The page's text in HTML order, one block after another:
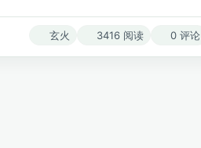
玄火 3416 阅读 0 评论